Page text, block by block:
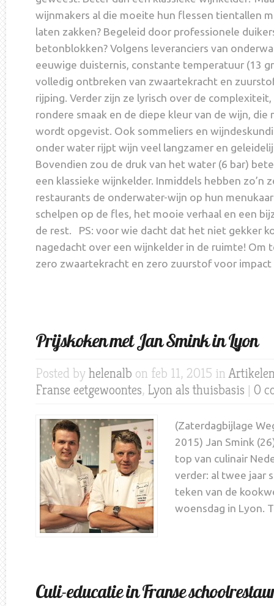
wijnmakers al die moeite hun flessen tientallen
laten zakken? Begeleid door professionele
betonblokken? Volgens leveranciers van
eeuwige duisternis, constante temperatuur (13
volledig ontbreken van zwaartekracht en
rijping. Verder zijn ze lyrisch over de
rondere smaak en de diepe kleur van de wijn, die
wordt opgevist. Ook sommeliers en
onder water rijpt wijn veel langzamer en
Bovendien zou de druk van het water (6 bar)
een klassieke wijnkelder. Inmiddels hebben zo’n
restaurants de onderwater-wijn op hun
schelpen op de fles, het mooie verhaal en een
de rest. PS: voor wie dacht dat het niet gekker
nagedacht over een wijnkelder in de ruimte! Om
zero zwaartekracht en zero zuurstof voor
Prijskoken met Jan Smink in Lyon
Posted by helenalb on feb 11, 2015 in
Franse eetgewoontes, Lyon als thuisbasis | 0
(Zaterdagbijlage
2015) Jan Smink
top van culinair
verder: al twee jaar
teken van de
woensdag in Lyon.
Culi-educatie in Franse